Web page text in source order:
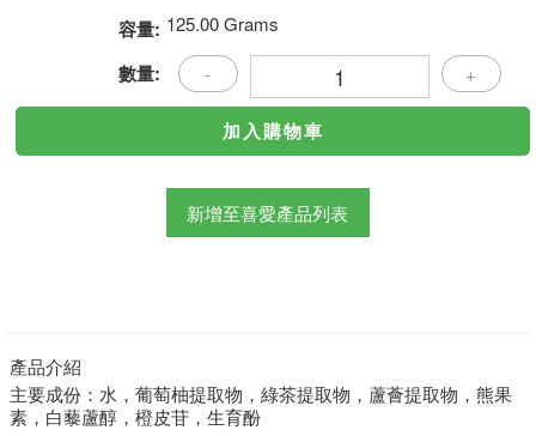
容量: 125.00 Grams
數量: - +
新增至喜愛產品列表
產品介紹
主要成份：水，葡萄柚提取物，綠茶提取物，蘆薈提取物，熊果
素，白藜蘆醇，橙皮苷，生育酚